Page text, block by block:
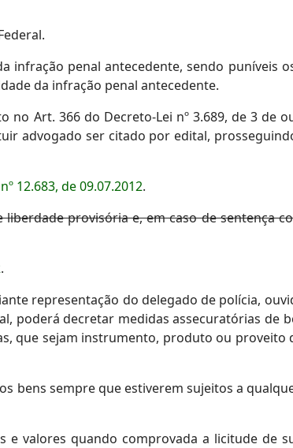
infração penal antecedente, sendo puníveis
da infração penal antecedente.
Art. 366 do Decreto-Lei nº 3.689, de 3 de
advogado ser citado por edital,
12.683, de 09.07.2012.
provisória e, em caso de sentença
.
representação do delegado de polícia,
poderá decretar medidas assecuratórias de
que sejam instrumento, produto ou proveito
bens sempre que estiverem sujeitos a
valores quando comprovada a licitude de